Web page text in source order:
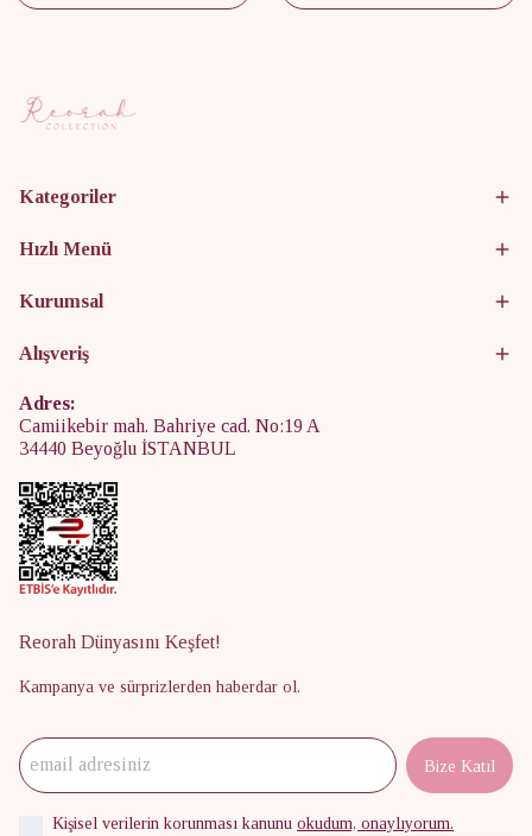
Kategoriler
Hızlı Menü
Kurumsal
Alışveriş
Adres:
Camiikebir mah. Bahriye cad. No:19 A
34440 Beyoğlu İSTANBUL
Reorah Dünyasını Keşfet!
Kampanya ve sürprizlerden haberdar ol.
Bize Katıl
Kişisel verilerin korunması kanunu okudum, onaylıyorum.